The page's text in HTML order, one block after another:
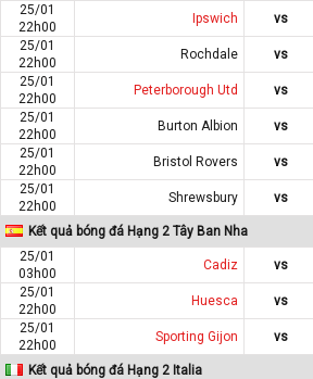
25/01
22h00
Ipswich vs
25/01
22h00
Rochdale vs
25/01
22h00
Peterborough Utd vs
25/01
22h00
Burton Albion vs
25/01
22h00
Bristol Rovers vs
25/01
22h00
Shrewsbury vs
Kết quả bóng đá Hạng 2 Tây Ban Nha
25/01
03h00
Cadiz vs
25/01
22h00
Huesca vs
25/01
22h00
Sporting Gijon vs
Kết quả bóng đá Hạng 2 Italia